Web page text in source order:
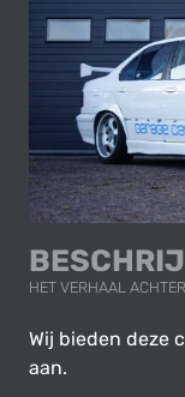
HET VERHAAL
Wij bieden deze
aan.